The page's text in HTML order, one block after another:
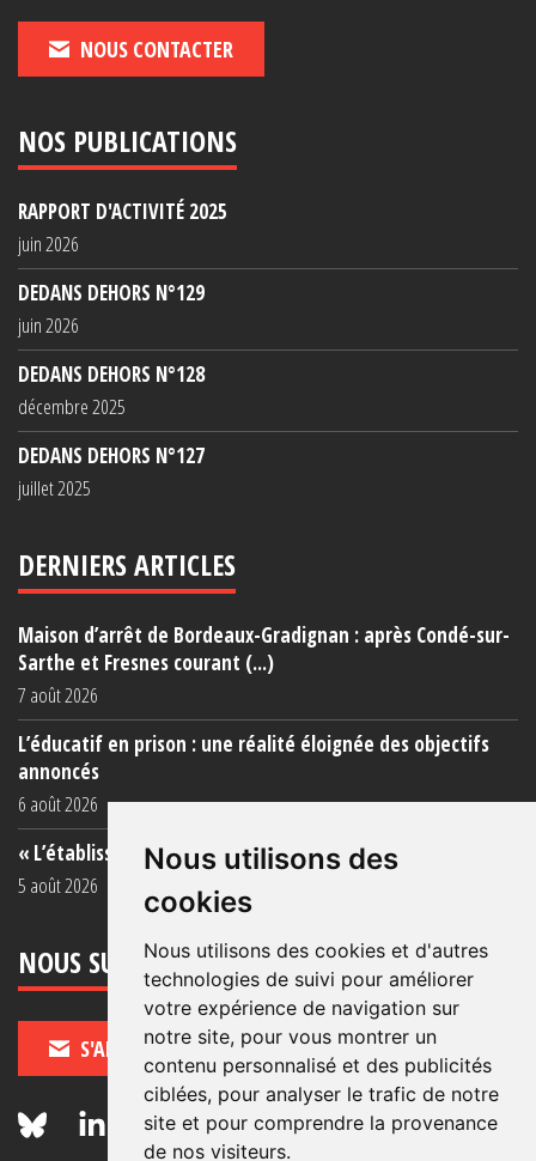
Nous utilisons des
cookies
Nous utilisons des cookies et d'autres
technologies de suivi pour améliorer
votre expérience de navigation sur
notre site, pour vous montrer un
contenu personnalisé et des publicités
ciblées, pour analyser le trafic de notre
site et pour comprendre la provenance
de nos visiteurs.
NOUS CONTACTER
NOS PUBLICATIONS
RAPPORT D'ACTIVITÉ 2025
juin 2026
DEDANS DEHORS N°129
juin 2026
DEDANS DEHORS N°128
décembre 2025
DEDANS DEHORS N°127
juillet 2025
DERNIERS ARTICLES
Maison d’arrêt de Bordeaux-Gradignan : après Condé-sur-
Sarthe et Fresnes courant (...)
7 août 2026
L’éducatif en prison : une réalité éloignée des objectifs
annoncés
6 août 2026
« L’établissement est une porcherie totale »
5 août 2026
NOUS SUIVRE
S'ABONNER